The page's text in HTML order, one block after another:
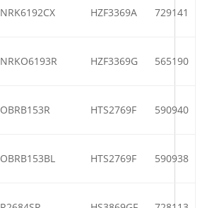
NRK6192CX HZF3369A 729141
NRKO6193R HZF3369G 565190
OBRB153R HTS2769F 590940
OBRB153BL HTS2769F 590938